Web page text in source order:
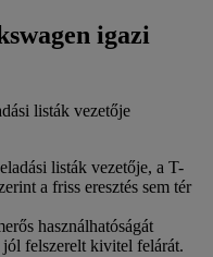
igazi
listák vezetője
listák vezetője, a T-
a friss eresztés sem tér
használhatóságát
jól felszerelt kivitel felárát.